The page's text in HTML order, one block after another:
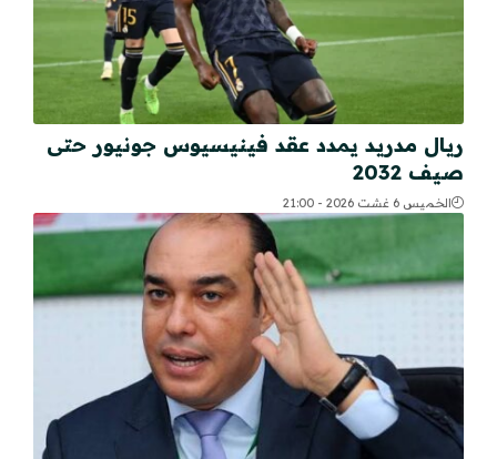
ريال مدريد يمدد عقد فينيسيوس جونيور حتى
صيف 2032
الخميس 6 غشت 2026 - 21:00